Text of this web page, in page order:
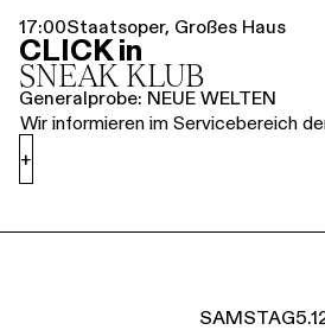
17:00Staatsoper, Großes Haus
CLICK in
SNEAK KLUB
Generalprobe: NEUE WELTEN
Wir informieren im Servicebereich
+
SAMSTAG